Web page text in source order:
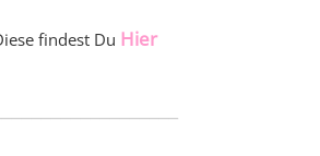
findest Du Hier